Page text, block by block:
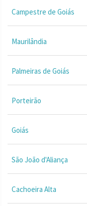
Campestre de Goiás
Maurilândia
Palmeiras de Goiás
Porteirão
Goiás
São João d'Aliança
Cachoeira Alta